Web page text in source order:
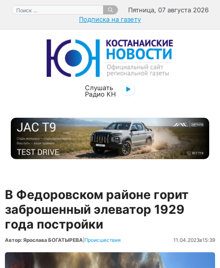
Перейти
содержимому
Поиск:
Пятница, 07 августа 2026
Подписка на газету
Слушать
Радио КН
​В Федоровском районе горит
заброшенный элеватор 1929
года постройки
Автор: Ярослава БОГАТЫРЕВА Происшествия 11.04.2023в15:39